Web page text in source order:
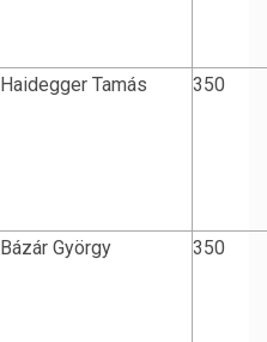
Haidegger Tamás 350
Bázár György 350